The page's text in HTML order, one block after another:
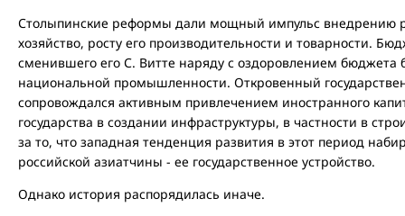
Столыпинские реформы дали мощный импульс внедрению
хозяйство, росту его производительности и товарности.
сменившего его С. Витте наряду с оздоровлением
национальной промышленности. Откровенный
сопровождался активным привлечением иностранного
государства в создании инфраструктуры, в частности в
за то, что западная тенденция развития в этот период
российской азиатчины - ее государственное устройство.
Однако история распорядилась иначе.